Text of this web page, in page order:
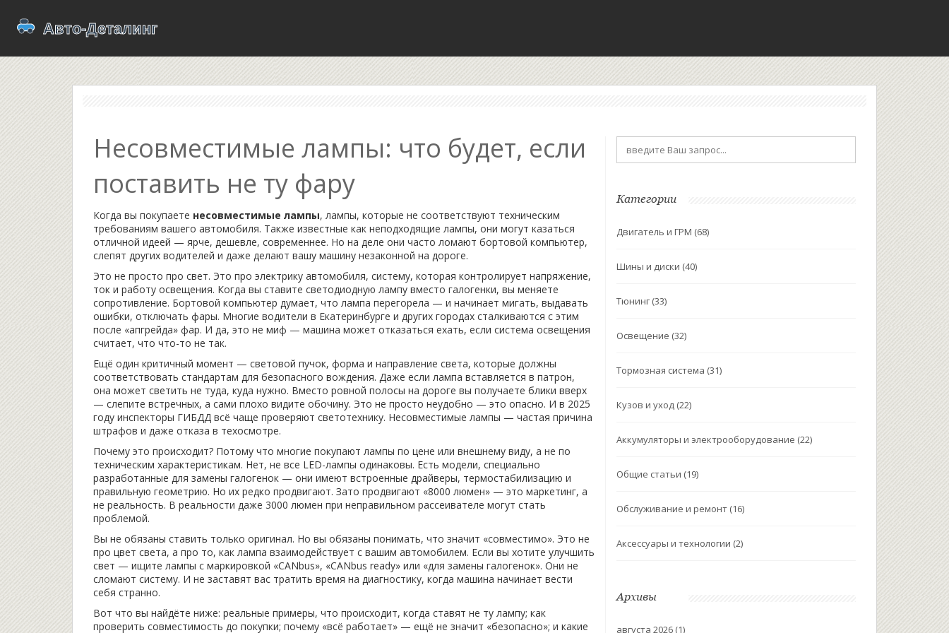
Несовместимые лампы: что будет, если
поставить не ту фару
Когда вы покупаете несовместимые лампы, лампы, которые не соответствуют техническим
требованиям вашего автомобиля. Также известные как неподходящие лампы, они могут казаться
отличной идеей — ярче, дешевле, современнее. Но на деле они часто ломают бортовой компьютер,
слепят других водителей и даже делают вашу машину незаконной на дороге.
Это не просто про свет. Это про электрику автомобиля, систему, которая контролирует напряжение,
ток и работу освещения. Когда вы ставите светодиодную лампу вместо галогенки, вы меняете
сопротивление. Бортовой компьютер думает, что лампа перегорела — и начинает мигать, выдавать
ошибки, отключать фары. Многие водители в Екатеринбурге и других городах сталкиваются с этим
после «апгрейда» фар. И да, это не миф — машина может отказаться ехать, если система освещения
считает, что что-то не так.
Ещё один критичный момент — световой пучок, форма и направление света, которые должны
соответствовать стандартам для безопасного вождения. Даже если лампа вставляется в патрон,
она может светить не туда, куда нужно. Вместо ровной полосы на дороге вы получаете блики вверх
— слепите встречных, а сами плохо видите обочину. Это не просто неудобно — это опасно. И в 2025
году инспекторы ГИБДД всё чаще проверяют светотехнику. Несовместимые лампы — частая причина
штрафов и даже отказа в техосмотре.
Почему это происходит? Потому что многие покупают лампы по цене или внешнему виду, а не по
техническим характеристикам. Нет, не все LED-лампы одинаковы. Есть модели, специально
разработанные для замены галогенок — они имеют встроенные драйверы, термостабилизацию и
правильную геометрию. Но их редко продвигают. Зато продвигают «8000 люмен» — это маркетинг, а
не реальность. В реальности даже 3000 люмен при неправильном рассеивателе могут стать
проблемой.
Вы не обязаны ставить только оригинал. Но вы обязаны понимать, что значит «совместимо». Это не
про цвет света, а про то, как лампа взаимодействует с вашим автомобилем. Если вы хотите улучшить
свет — ищите лампы с маркировкой «CANbus», «CANbus ready» или «для замены галогенок». Они не
сломают систему. И не заставят вас тратить время на диагностику, когда машина начинает вести
себя странно.
Вот что вы найдёте ниже: реальные примеры, что происходит, когда ставят не ту лампу; как
проверить совместимость до покупки; почему «всё работает» — ещё не значит «безопасно»; и какие
Категории
Двигатель и ГРМ (68)
Шины и диски (40)
Тюнинг (33)
Освещение (32)
Тормозная система (31)
Кузов и уход (22)
Аккумуляторы и электрооборудование (22)
Общие статьи (19)
Обслуживание и ремонт (16)
Аксессуары и технологии (2)
Архивы
августа 2026 (1)